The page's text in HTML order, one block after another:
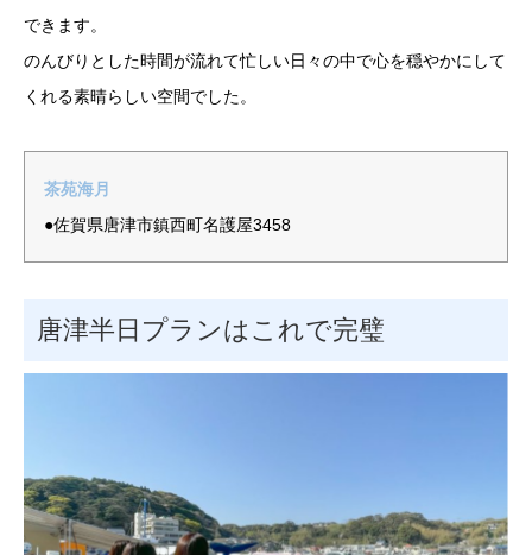
できます。
のんびりとした時間が流れて忙しい日々の中で心を穏やかにして
くれる素晴らしい空間でした。
茶苑海月
●佐賀県唐津市鎮西町名護屋3458
唐津半日プランはこれで完璧